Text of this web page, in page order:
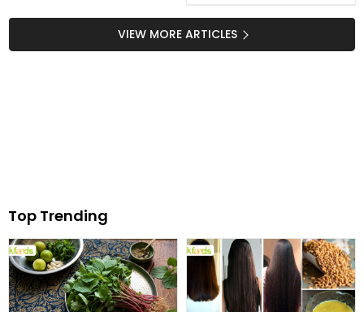
VIEW MORE ARTICLES
Top Trending